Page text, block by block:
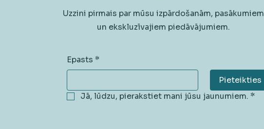
Uzzini pirmais par mūsu izpārdošanām, pasākumiem
un ekskluzīvajiem piedāvājumiem.
Epasts *
Pieteikties
Jā, lūdzu, pierakstiet mani jūsu jaunumiem. *